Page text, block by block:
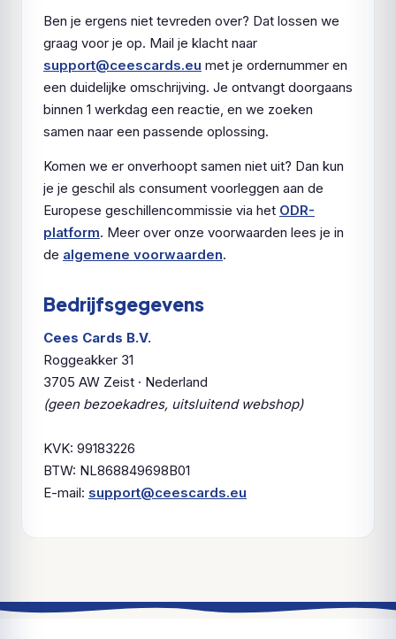
Ben je ergens niet tevreden over? Dat lossen we
graag voor je op. Mail je klacht naar
support@ceescards.eu met je ordernummer en
een duidelijke omschrijving. Je ontvangt doorgaans
binnen 1 werkdag een reactie, en we zoeken
samen naar een passende oplossing.
Komen we er onverhoopt samen niet uit? Dan kun
je je geschil als consument voorleggen aan de
Europese geschillencommissie via het ODR-
platform. Meer over onze voorwaarden lees je in
de algemene voorwaarden.
Bedrijfsgegevens
Cees Cards B.V.
Roggeakker 31
3705 AW Zeist · Nederland
(geen bezoekadres, uitsluitend webshop)
KVK: 99183226
BTW: NL868849698B01
E-mail: support@ceescards.eu